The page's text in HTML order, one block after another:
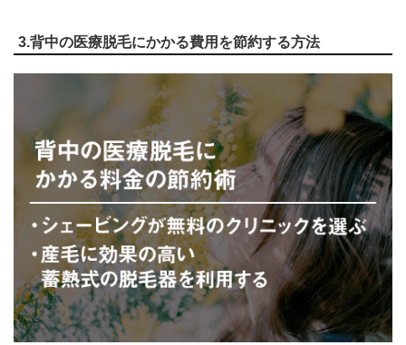
3.背中の医療脱毛にかかる費用を節約する方法